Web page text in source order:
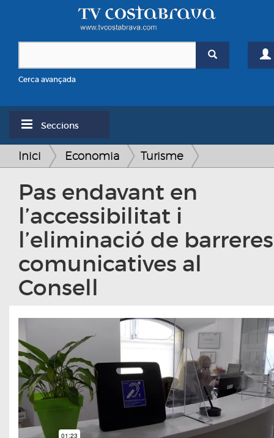
Cerca avançada
Seccions
Inici Economia Turisme
Pas endavant en
l’accessibilitat i
l’eliminació de barreres
comunicatives al
Consell